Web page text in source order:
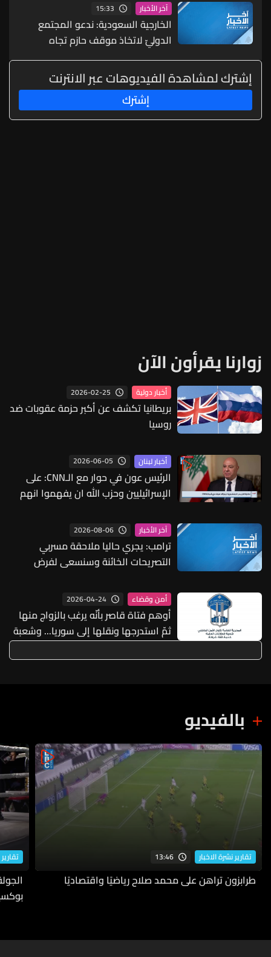
آخر الأخبار 15:33
الخارجية السعودية: ندعو المجتمع
الدوليّ لاتخاذ موقف حازم تجاه
الممارسات التي تهدد أمن المنطقة
وسلامة الملاحة
إشترك لمشاهدة الفيديوهات عبر الانترنت
إشترك
زوارنا يقرأون الآن
أخبار دولية 2026-02-25
بريطانيا تكشف عن أكبر حزمة عقوبات ضد
روسيا
أخبار لبنان 2026-06-05
الرئيس عون في حوار مع الـCNN: على
الإسرائيليين وحزب الله ان يفهموا انهم
آخر الأخبار 2026-08-06
ترامب: يجري حاليا ملاحقة مسربي
التصريحات الخائنة وسنسعى لفرض
أمن وقضاء 2026-04-24
أوهم فتاة قاصر بأنّه يرغب بالزواج منها
ثمّ استدرجها ونقلها إلى سوريا... وشعبة
المعلومات تستردّها وتُعيدها إلى ذويها
بالفيديو
تقارير نشرة الاخبار 13:46
طرابزون تراهن على محمد صلاح رياضيًا واقتصاديًا